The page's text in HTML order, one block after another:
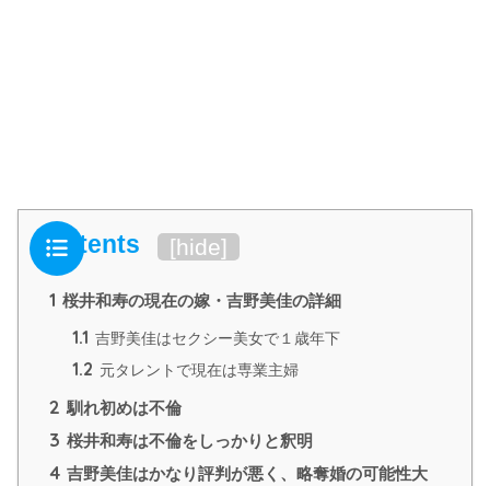
Contents [hide]
1 桜井和寿の現在の嫁・吉野美佳の詳細
1.1 吉野美佳はセクシー美女で１歳年下
1.2 元タレントで現在は専業主婦
2 馴れ初めは不倫
3 桜井和寿は不倫をしっかりと釈明
4 吉野美佳はかなり評判が悪く、略奪婚の可能性大